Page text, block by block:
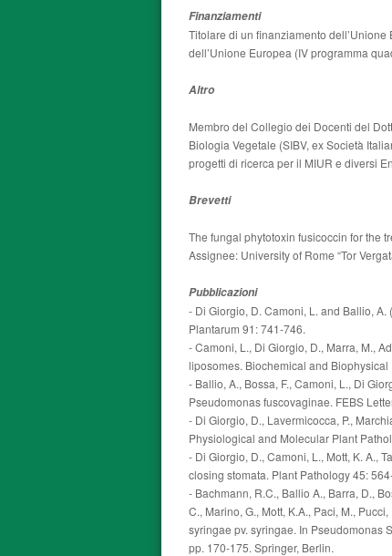
Finanziamenti
Titolare di un finanziamento
dell’Unione Europea (IV programma
Altro
Membro del Collegio dei Docenti del
Biologia Vegetale (SIBV, ex Società
progetti di ricerca per il MIUR e diversi
Brevetti
The fungal phytotoxin fusicoccin for the
Assignee: University of Rome “Tor
Pubblicazioni
- Di Giorgio, D. Camoni, L. and Ballio,
Plantarum 91: 741-746.
- Camoni, L., Di Giorgio, D., Marra, M.,
liposomes. Biochemical and
- Ballio, A., Bossa, F., Camoni, L., Di
Pseudomonas fuscovaginae. FEBS
- Di Giorgio, D., Lavermicocca, P.,
Physiological and Molecular Plant
- Di Giorgio, D., Camoni, L., Mott, K. A.,
closing stomata. Plant Pathology 45:
- Bachmann, R.C., Ballio A., Barra, D.,
C., Marino, G., Mott, K.A., Paci, M.,
syringae pv. syringae. In Pseudomonas
pp. 170-175. Springer, Berlin.